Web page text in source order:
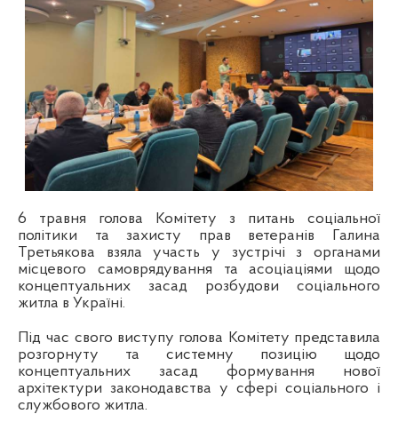
6 травня голова Комітету з питань соціальної
політики та захисту прав ветеранів Галина
Третьякова взяла участь у зустрічі з органами
місцевого самоврядування та асоціаціями щодо
концептуальних засад розбудови соціального
житла в Україні.
Під час свого виступу голова Комітету представила
розгорнуту та системну позицію щодо
концептуальних засад формування нової
архітектури законодавства у сфері соціального і
службового житла.